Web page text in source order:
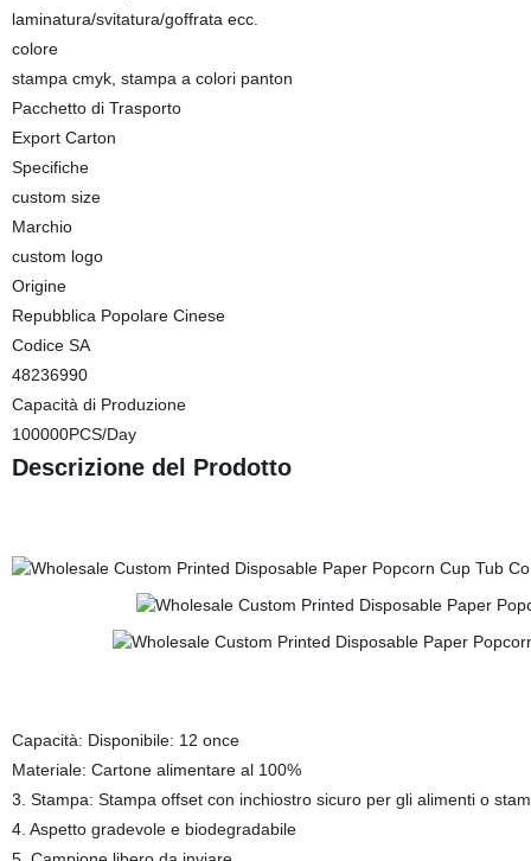
laminatura/svitatura/goffrata ecc.
colore
stampa cmyk, stampa a colori panton
Pacchetto di Trasporto
Export Carton
Specifiche
custom size
Marchio
custom logo
Origine
Repubblica Popolare Cinese
Codice SA
48236990
Capacità di Produzione
100000PCS/Day
Descrizione del Prodotto
Capacità: Disponibile: 12 once
Materiale: Cartone alimentare al 100%
3. Stampa: Stampa offset con inchiostro sicuro per gli alimenti o
4. Aspetto gradevole e biodegradabile